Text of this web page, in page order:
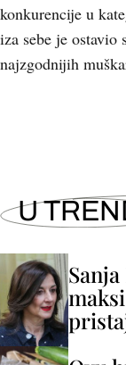
konkurencije u
iza sebe je ostavio
najzgodnijih
U